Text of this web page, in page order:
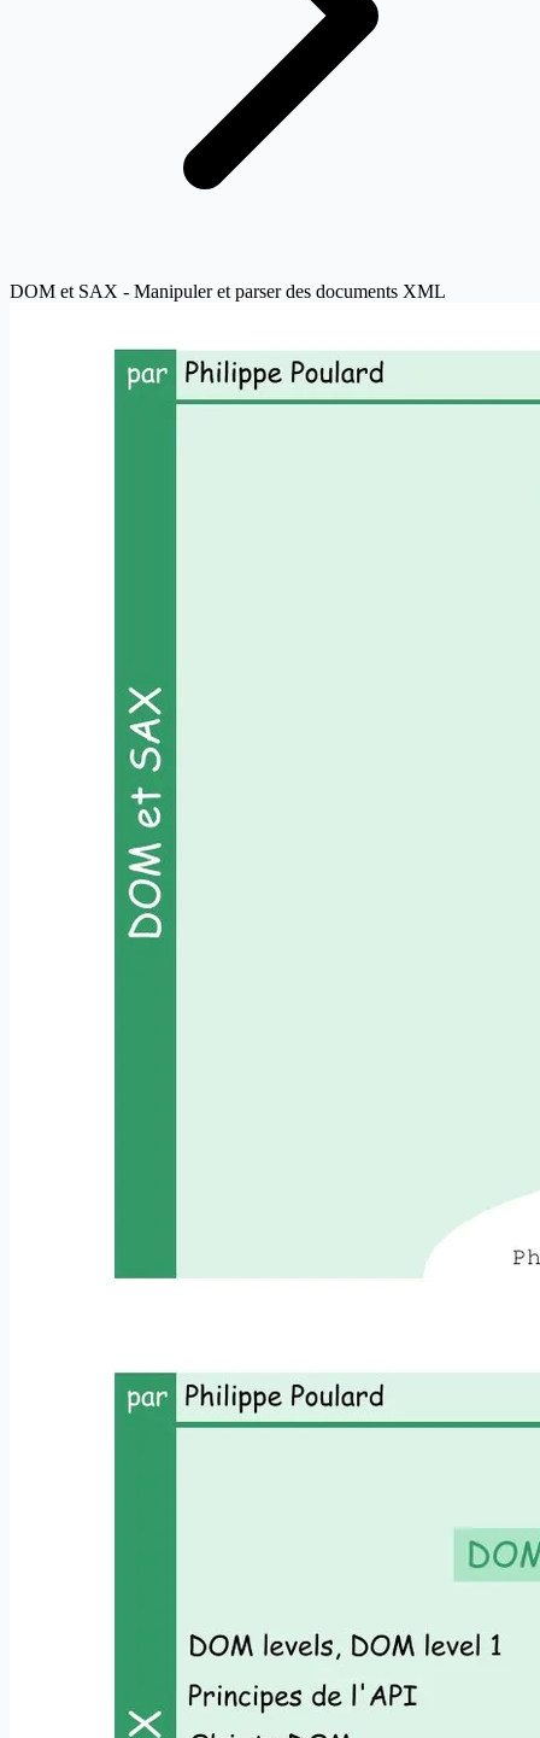
DOM et SAX - Manipuler et parser des documents XML